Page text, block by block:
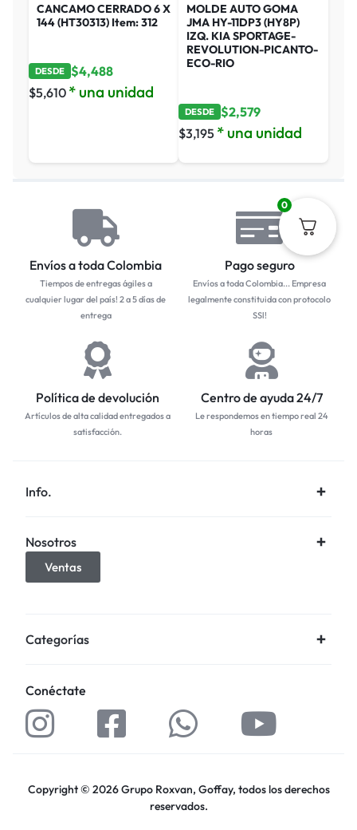
CANCAMO CERRADO 6 X
144 (HT30313) Item: 312
DESDE $4,488
$5,610 * una unidad
MOLDE AUTO GOMA
JMA HY-11DP3 (HY8P)
IZQ. KIA SPORTAGE-
REVOLUTION-PICANTO-
ECO-RIO
DESDE $2,579
$3,195 * una unidad
Envíos a toda Colombia
Tiempos de entregas ágiles a
cualquier lugar del país! 2 a 5 días de
entrega
Pago seguro
Envíos a toda Colombia... Empresa
legalmente constituida con protocolo
SSl!
Política de devolución
Artículos de alta calidad entregados a
satisfacción.
Centro de ayuda 24/7
Le respondemos en tiempo real 24
horas
Info.
Nosotros
Ventas
Categorías
Conéctate
Copyright © 2026 Grupo Roxvan, Goffay, todos los derechos
reservados.
0